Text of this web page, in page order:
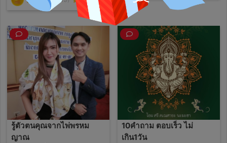
ด้วย) 🌟สุขภาพ 🔮สามารถถาม
คำถามเพิ่มได้1คำถาม 💗ไม่
บริการ590เหรียญค่ะ
ตอบให้ได้ รับไม่ได้ก็ไม่ต้องมาดู
จะให้ดาวและคอมเมนท์คิดดีๆ
ดวงไม่ดีก็เปลี่ยนวันเดือนปีเกิด
เองค่ะ เพราะตอบตามวันเดือนปี
รู้ตัวตนคุณจากไพ่พรหม
ญาณ
10คำถาม ตอบเร็ว ไม่
เกิน1วัน